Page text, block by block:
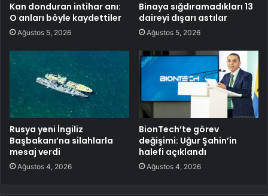
Kan donduran intihar anı:
O anları böyle kaydettiler
Ağustos 5, 2026
Binaya sığdıramadıkları 13
daireyi dışarı astılar
Ağustos 5, 2026
Rusya yeni İngiliz
Başbakanı’na silahlarla
mesaj verdi
Ağustos 4, 2026
BionTech’te görev
değişimi: Uğur Şahin’in
halefi açıklandı
Ağustos 4, 2026